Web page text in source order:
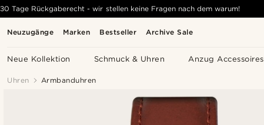
Neuzugänge Marken Bestseller Archive Sale
Neue Kollektion Schmuck & Uhren Anzug Accessoires
30 Tage Rückgaberecht - wir stellen keine Fragen nach dem warum!
Uhren Armbanduhren